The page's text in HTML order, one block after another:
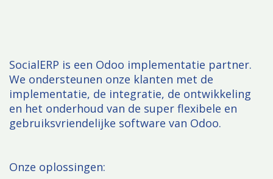
SocialERP is een Odoo implementatie partner.
We ondersteunen onze klanten met de
implementatie, de integratie, de ontwikkeling
en het onderhoud van de super flexibele en
gebruiksvriendelijke software van Odoo.
Onze oplossingen: